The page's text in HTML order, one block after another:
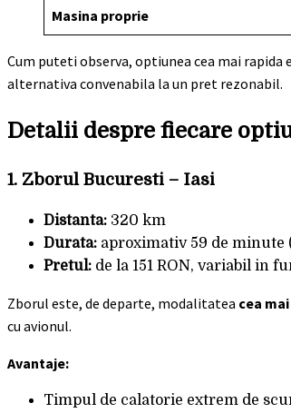
Masina proprie
Cum puteti observa, optiunea cea mai
alternativa convenabila la un pret rezonabil.
Detalii despre fiecare
1. Zborul Bucuresti – Iasi
Distanta: 320 km
Durata: aproximativ 59 de minute
Pretul: de la 151 RON, variabil in
Zborul este, de departe, modalitatea cea
cu avionul.
Avantaje:
Timpul de calatorie extrem de